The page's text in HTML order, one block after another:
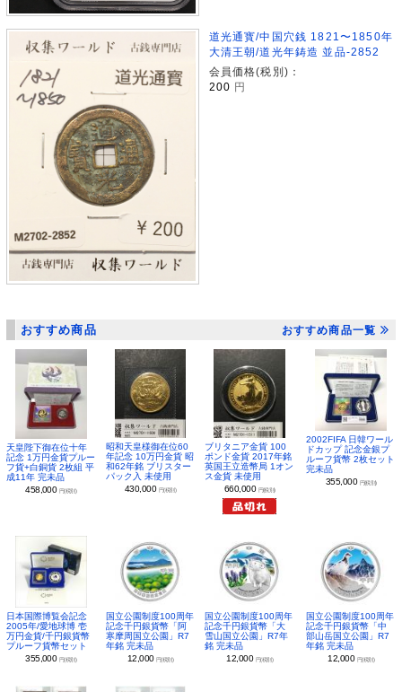
道光通寳/中国穴銭 1821〜1850年
大清王朝/道光年鋳造 並品-2852
会員価格(税別)：
200 円
おすすめ商品 おすすめ商品一覧
天皇陛下御在位十年
記念 1万円金貨プルー
フ貨+白銅貨 2枚組 平
成11年 完未品
458,000 円(税別)
昭和天皇様御在位60
年記念 10万円金貨 昭
和62年銘 ブリスター
パック入 未使用
430,000 円(税別)
ブリタニア金貨 100
ポンド金貨 2017年銘
英国王立造幣局 1オン
ス金貨 未使用
660,000 円(税別)
2002FIFA 日韓ワール
ドカップ 記念金銀プ
ルーフ貨幣 2枚セット
完未品
355,000 円(税別)
日本国際博覧会記念
2005年/愛地球博 壱
万円金貨/千円銀貨幣
プルーフ貨幣セット
355,000 円(税別)
国立公園制度100周年
記念千円銀貨幣「阿
寒摩周国立公園」R7
年銘 完未品
12,000 円(税別)
国立公園制度100周年
記念千円銀貨幣「大
雪山国立公園」R7年
銘 完未品
12,000 円(税別)
国立公園制度100周年
記念千円銀貨幣「中
部山岳国立公園」R7
年銘 完未品
12,000 円(税別)